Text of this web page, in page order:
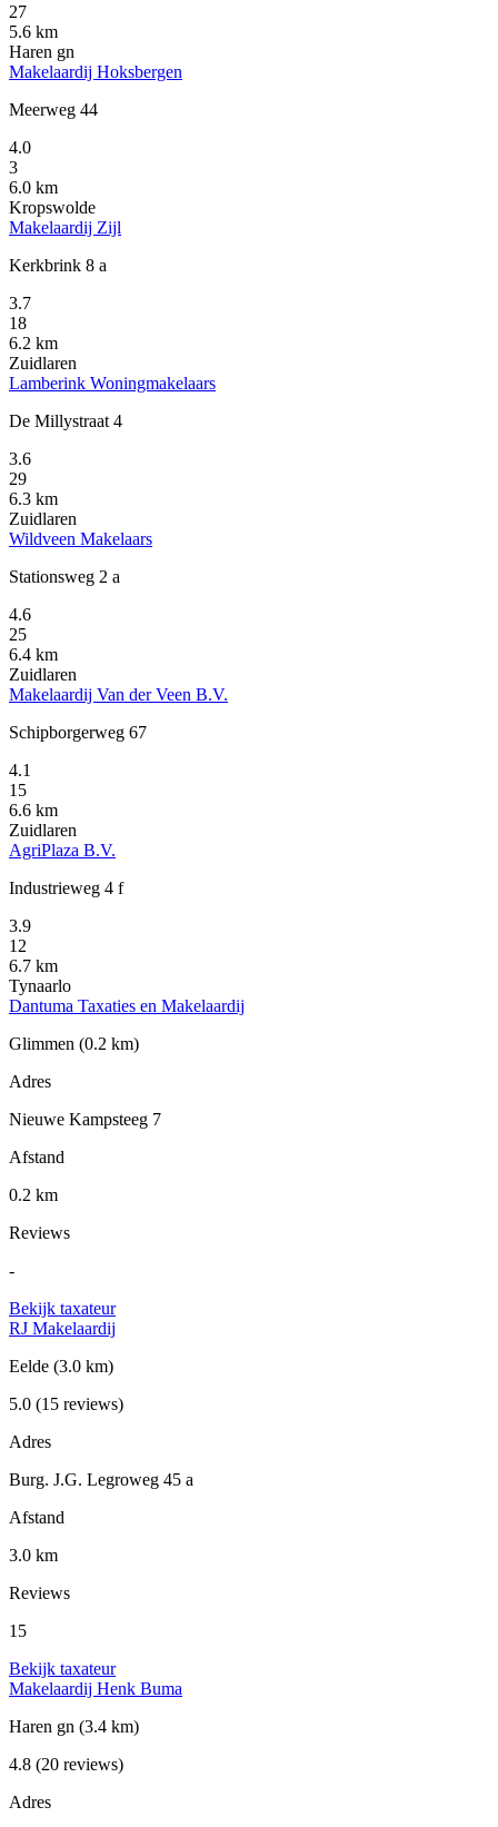
27
5.6 km
Haren gn
Makelaardij Hoksbergen
Meerweg 44
4.0
3
6.0 km
Kropswolde
Makelaardij Zijl
Kerkbrink 8 a
3.7
18
6.2 km
Zuidlaren
Lamberink Woningmakelaars
De Millystraat 4
3.6
29
6.3 km
Zuidlaren
Wildveen Makelaars
Stationsweg 2 a
4.6
25
6.4 km
Zuidlaren
Makelaardij Van der Veen B.V.
Schipborgerweg 67
4.1
15
6.6 km
Zuidlaren
AgriPlaza B.V.
Industrieweg 4 f
3.9
12
6.7 km
Tynaarlo
Dantuma Taxaties en Makelaardij
Glimmen (0.2 km)
Adres
Nieuwe Kampsteeg 7
Afstand
0.2 km
Reviews
-
Bekijk taxateur
RJ Makelaardij
Eelde (3.0 km)
5.0 (15 reviews)
Adres
Burg. J.G. Legroweg 45 a
Afstand
3.0 km
Reviews
15
Bekijk taxateur
Makelaardij Henk Buma
Haren gn (3.4 km)
4.8 (20 reviews)
Adres